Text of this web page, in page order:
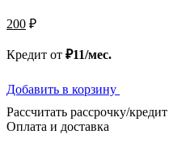
200 ₽
Кредит от ₽11/мес.
Добавить в корзину
Рассчитать рассрочку/кредит
Оплата и доставка